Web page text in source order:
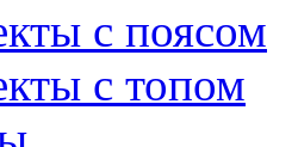
с поясом
с топом